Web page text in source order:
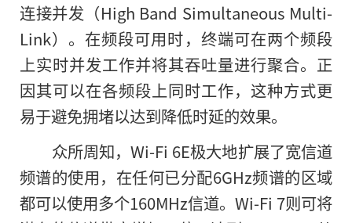
连接并发 （High Band Simultaneous Multi-
Link）。在频段可用时， 终端可在两个频段
上实时并发工作并将其吞吐量进行聚合。正
因其可以在各频段上同时工作，这种方式更
易于避免拥堵以达到降低时延的效果。
众所周知，Wi-Fi 6E极大地扩展了宽信道
频谱的使用，在任何已分配6GHz频谱的区域
都可以使用多个160MHz信道。Wi-Fi 7则可将